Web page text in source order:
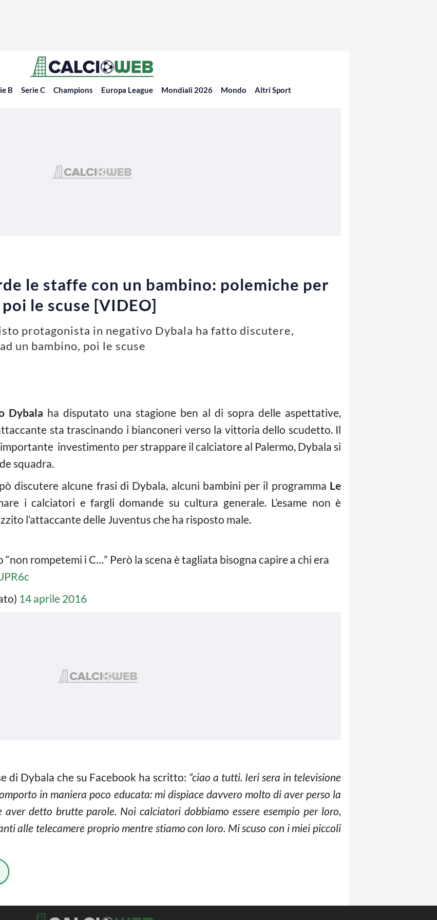
B Serie C Champions Europa League Mondiali 2026 Mondo Altri Sport
le staffe con un bambino: polemiche per
le scuse [VIDEO]
protagonista in negativo Dybala ha fatto discutere,
un bambino, poi le scuse
Dybala ha disputato una stagione ben al di sopra delle aspettative,
sta trascinando i bianconeri verso la vittoria dello scudetto. Il
investimento per strappare il calciatore al Palermo, Dybala si
squadra.
discutere alcune frasi di Dybala, alcuni bambini per il programma Le
i calciatori e fargli domande su cultura generale. L’esame non è
l’attaccante delle Juventus che ha risposto male.
rompetemi i C…” Però la scena è tagliata bisogna capire a chi era
14 aprile 2016
di Dybala che su Facebook ha scritto: “ciao a tutti. Ieri sera in televisione
in maniera poco educata: mi dispiace davvero molto di aver perso la
detto brutte parole. Noi calciatori dobbiamo essere esempio per loro,
alle telecamere proprio mentre stiamo con loro. Mi scuso con i miei piccoli